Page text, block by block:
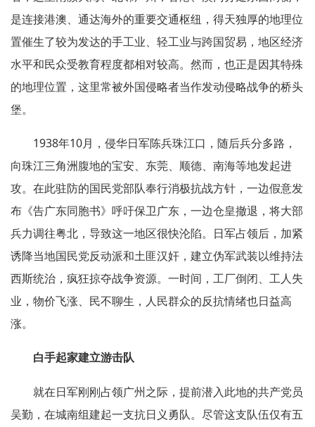
是连接港澳、通达海外的重要交通枢纽，得天独厚的地理位
置催生了较为发达的手工业、轻工业与跨国贸易，地区经济
水平和民众受教育程度都相对较高。然而，也正是因其特殊
的地理位置，这里常被外国侵略者当作发动侵略战争的桥头
堡。
1938年10月，侵华日军陈兵珠江口，随后兵分多路，
向珠江三角洲腹地的宝安、东莞、顺德、南海等地发起进
攻。在此驻防的国民党部队奉行消极抗战方针，一边假意发
布《告广东同胞书》呼吁保卫广东，一边仓皇撤退，将大部
兵力调往粤北，导致这一地区很快沦陷。日军占领后，加紧
诱降当地国民党反动派和土匪汉奸，建立伪军武装以维持法
西斯统治，疯狂掠夺战争资源。一时间，工厂倒闭、工人失
业，物价飞涨、民不聊生，人民群众的反抗情绪也日益高
涨。
白手起家建立游击队
就在日军刚刚占领广州之际，提前潜入此地的共产党员
吴勤，在城南组建起一支抗日义勇队。尽管这支队伍仅有五